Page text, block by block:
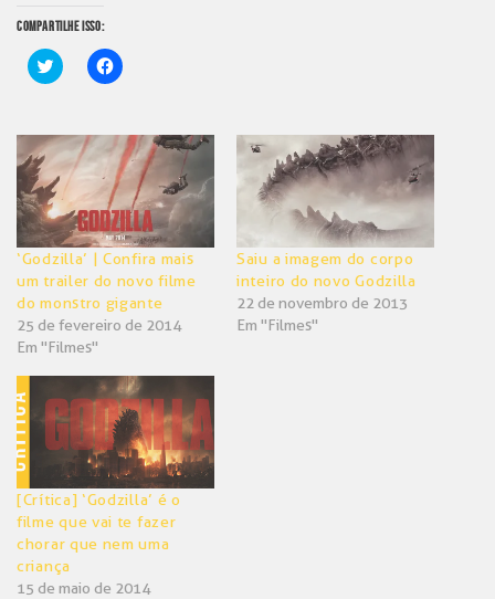
COMPARTILHE ISSO:
Clique
para
em
nova
janela)
Clique
para
em
nova
janela)
‘Godzilla’ | Confira mais
um trailer do novo filme
do monstro gigante
25 de fevereiro de 2014
Em "Filmes"
Saiu a imagem do corpo
inteiro do novo Godzilla
22 de novembro de 2013
Em "Filmes"
[Crítica] ‘Godzilla’ é o
filme que vai te fazer
chorar que nem uma
criança
15 de maio de 2014